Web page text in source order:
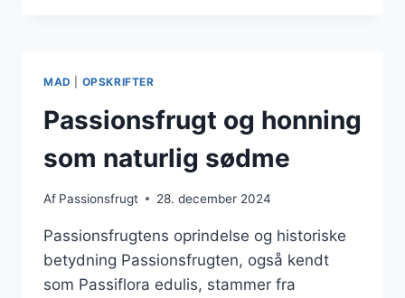
MAD OPSKRIFTER
Passionsfrugt og honning
som naturlig sødme
Af Passionsfrugt 28. december 2024
Passionsfrugtens oprindelse og historiske
betydning Passionsfrugten, også kendt
som Passiflora edulis, stammer fra